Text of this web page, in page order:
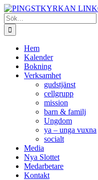
Fortsätt
till
innehållet
Sök
efter:
Hem
Kalender
Bokning
Verksamhet
gudstjänst
cellgrupp
mission
barn & familj
Ungdom
ya – unga vuxna
socialt
Media
Nya Slottet
Medarbetare
Kontakt